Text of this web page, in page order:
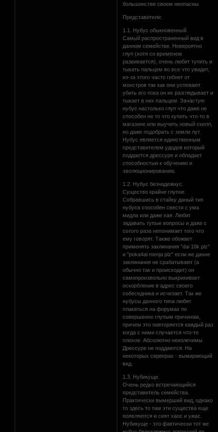
большинстве своем неопасны.
Представители:
1.1. Нубус обыкновенный.
Самый распространенный вид в
данном семействе. Невероятно
глуп (хотя со временем
развивается), очень любит тупить и
тыкать пальцем во все что увидит,
из-за этого часто гибнет от
монстров так как они успевают
убить его пока он их разглядывает и
тыкает в них пальцем. Зачастую
нубус настолько глуп что даже не
способен не то что купить что-то в
магазине или выучить новый скилл,
но даже подобрать с земли лут.
Нубус является единственным
представителем удодов который
поддается дрессуре и обладает
способностью к обучению и
эволюционированию.
1.2. Нубус безнадежнус.
Существо крайне глупое.
Собравшись в стайку даный тип
нубуса способен свести с ума
мидла или даже хая. Любит
задавать тупые вопросы и даже с
сотого раза непонимает того что
ему говорят. Также обожает
применять заклинания "dai 10k plz"
и "poka4ai menja plz" если же данне
заклинания не срабатывают (а
обычно так и происходит) он
самопроизвольно выкрикивает
оскорбление в адрес своего
собеседника и исчезает. Так же
нубусы данного типа любят
плакаться на форумах по
совершенно глупым причинам,
причем это повторяется каждый раз
когда с ними случается что-то
плохое. Абсолютно неизлечимы.
Дрессуре не поддаются. На
некоторых серверах - вымирающий
вид.
1.3. Нубикуще.
Очень редко встречающийся
представитель семейства.
Практически вымерший вид, однако
то здесь то там эти существа еще
появляются и сеят хаос и ужас.
Нубикуще - это фактически тот же